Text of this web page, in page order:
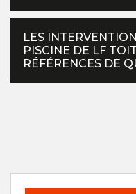
LES
PISCINE DE LF
RÉFÉRENCES DE